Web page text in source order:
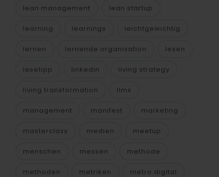
lean management lean startup
learning learnings leichtgewichtig
lernen lernende organisation lesen
lesetipp linkedin living strategy
living transformation llms
management manifest marketing
masterclass medien meetup
menschen messen methode
methoden metriken metro.digital